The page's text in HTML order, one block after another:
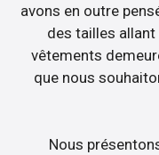
avons en outre
des tailles allant
vêtements
que nous
Nous